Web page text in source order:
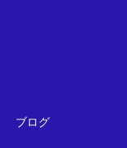
ブログ